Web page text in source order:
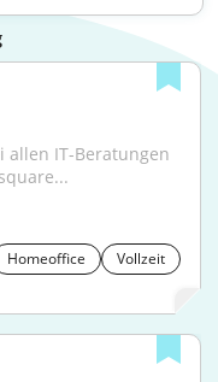
allen IT-Beratungen
Homeoffice
Vollzeit